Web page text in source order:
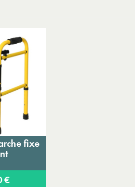
ouvrées*
panierfixe
€